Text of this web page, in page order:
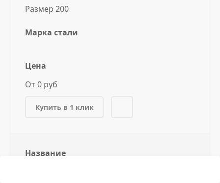
Размер 200
Марка стали
Цена
От 0 руб
Купить в 1 клик
Название